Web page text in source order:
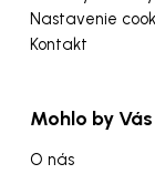
Nastavenie
Kontakt
Mohlo by
O nás